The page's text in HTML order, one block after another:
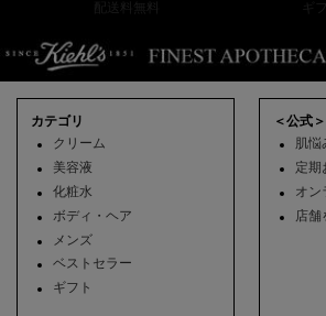
カテゴリ
クリーム
美容液
化粧水
ボディ・ヘア
メンズ
ベストセラー
ギフト
＜公式
肌悩
定期
オン
店舗